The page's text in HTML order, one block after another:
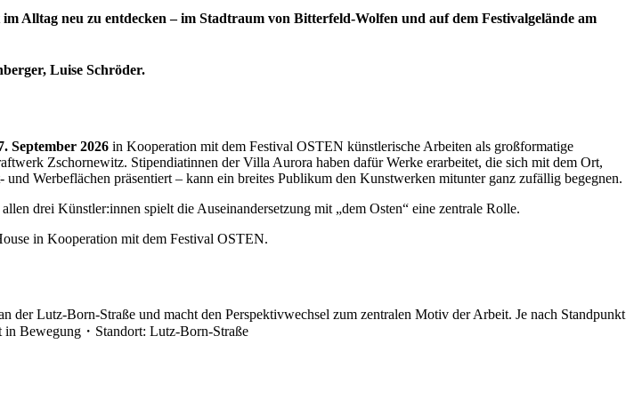
Alltag neu zu entdecken – im Stadtraum von Bitterfeld-Wolfen und auf dem Festivalgelände am
Luise Schröder.
September 2026 in Kooperation mit dem Festival OSTEN künstlerische Arbeiten als großformatige
Zschornewitz. Stipendiatinnen der Villa Aurora haben dafür Werke erarbeitet, die sich mit dem Ort,
Werbeflächen präsentiert – kann ein breites Publikum den Kunstwerken mitunter ganz zufällig begegnen.
drei Künstler:innen spielt die Auseinandersetzung mit „dem Osten“ eine zentrale Rolle.
in Kooperation mit dem Festival OSTEN.
der Lutz-Born-Straße und macht den Perspektivwechsel zum zentralen Motiv der Arbeit. Je nach Standpunkt
in Bewegung・Standort: Lutz-Born-Straße